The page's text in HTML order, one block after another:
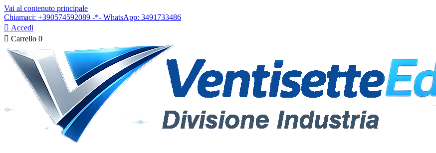
Vai al contenuto principale
Chiamaci: +390574592089 -*- WhatsApp: 3491733486
 Accedi
 Carrello 0